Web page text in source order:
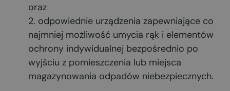
oraz
odpowiednie urządzenia zapewniające co
najmniej możliwość umycia rąk i elementów
ochrony indywidualnej bezpośrednio po
wyjściu z pomieszczenia lub miejsca
magazynowania odpadów niebezpiecznych.